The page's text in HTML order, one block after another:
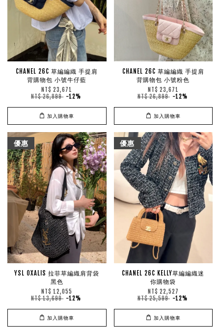
CHANEL 26C 草編編織 手提肩
背購物包 小號牛仔藍
NT$ 23,671
NT$ 26,899 -12%
加入購物車
CHANEL 26C 草編編織 手提肩
背購物包 小號粉色
NT$ 23,671
NT$ 26,899 -12%
加入購物車
優惠
YSL OXALIS 拉菲草編織肩背袋
黑色
NT$ 12,055
NT$ 13,699 -12%
加入購物車
優惠
CHANEL 26C KELLY草編編織迷
你購物袋
NT$ 22,527
NT$ 25,599 -12%
加入購物車